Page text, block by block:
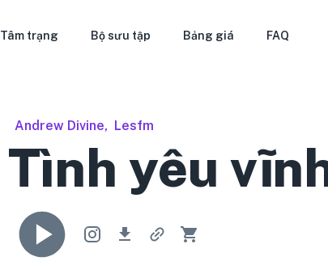
Tâm trạng Bộ sưu tập Bảng giá FAQ
Andrew Divine, Lesfm
Tình yêu